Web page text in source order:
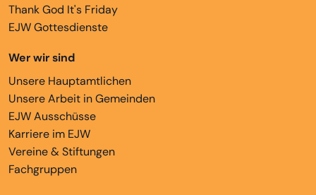
Thank God It's Friday
EJW Gottesdienste
Wer wir sind
Unsere Hauptamtlichen
Unsere Arbeit in Gemeinden
EJW Ausschüsse
Karriere im EJW
Vereine & Stiftungen
Fachgruppen